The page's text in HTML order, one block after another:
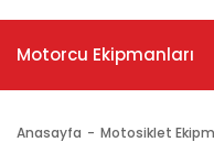
Motorcu Ekipmanları
Anasayfa Motosiklet